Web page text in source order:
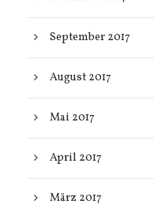
September 2017
August 2017
Mai 2017
April 2017
März 2017